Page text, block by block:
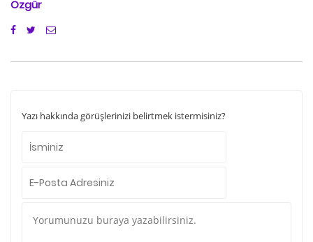
Özgür
Yazı hakkında görüşlerinizi belirtmek istermisiniz?